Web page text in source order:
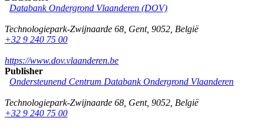
Databank Ondergrond Vlaanderen (DOV)
Technologiepark-Zwijnaarde 68 Gent, 9052 België
+32 9 240 75 00
https://www.dov.vlaanderen.be
Publisher
Ondersteunend Centrum Databank Ondergrond Vlaanderen
Technologiepark-Zwijnaarde 68 Gent, 9052 België
+32 9 240 75 00